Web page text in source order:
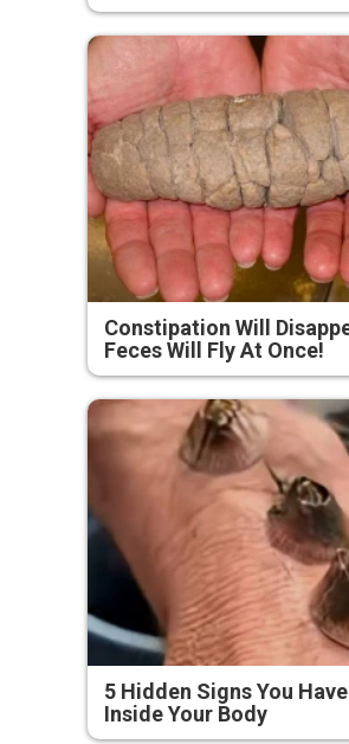
Constipation Will
Feces Will Fly At Once!
5 Hidden Signs You
Inside Your Body